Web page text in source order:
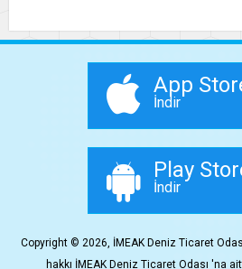
App
İndir
Play
İndir
Copyright © 2026, İMEAK Deniz Ticaret
hakkı İMEAK Deniz Ticaret Odası 'na